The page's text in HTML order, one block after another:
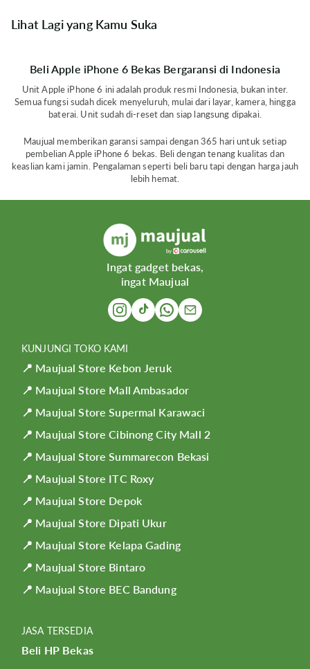
Lihat Lagi yang Kamu Suka
Beli Apple iPhone 6 Bekas Bergaransi di Indonesia
Unit Apple iPhone 6 ini adalah produk resmi Indonesia, bukan inter.
Semua fungsi sudah dicek menyeluruh, mulai dari layar, kamera, hingga
baterai. Unit sudah di-reset dan siap langsung dipakai.
Maujual memberikan garansi sampai dengan 365 hari untuk setiap
pembelian Apple iPhone 6 bekas. Beli dengan tenang kualitas dan
keaslian kami jamin. Pengalaman seperti beli baru tapi dengan harga jauh
lebih hemat.
Ingat gadget bekas,
ingat Maujual
KUNJUNGI TOKO KAMI
📍 Maujual Store Kebon Jeruk
📍 Maujual Store Mall Ambasador
📍 Maujual Store Supermal Karawaci
📍 Maujual Store Cibinong City Mall 2
📍 Maujual Store Summarecon Bekasi
📍 Maujual Store ITC Roxy
📍 Maujual Store Depok
📍 Maujual Store Dipati Ukur
📍 Maujual Store Kelapa Gading
📍 Maujual Store Bintaro
📍 Maujual Store BEC Bandung
JASA TERSEDIA
Beli HP Bekas